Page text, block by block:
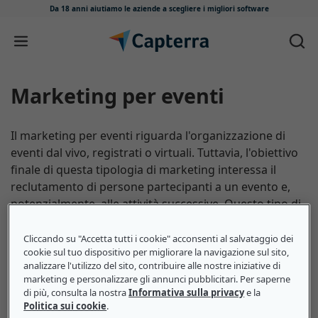
Da 18 anni aiutiamo le aziende a scegliere i migliori software
Salta e vai al contenuto
Marketing per eventi
Il marketing per eventi riguarda l'organizzazione di
eventi dal vivo, registrati o virtuali. Tuttavia, l'obiettivo
finale di questa tipologia di marketing interessa il
reclutamento di persone partecipanti a un evento e,
potenzialmente, alle attività successive. Questo tipo di
prevedere l'uso di strumenti impiegati durante
l'evento, come sondaggi, chat, risposte a domande,
stanze virtuali e molto altro.
Cliccando su "Accetta tutti i cookie" acconsenti al salvataggio dei
cookie sul tuo dispositivo per migliorare la navigazione sul sito,
analizzare l'utilizzo del sito, contribuire alle nostre iniziative di
marketing e personalizzare gli annunci pubblicitari. Per saperne
di più, consulta la nostraInformativa sulla privacye la
Politica sui cookie.